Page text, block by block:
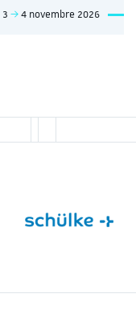
3 4 novembre 2026